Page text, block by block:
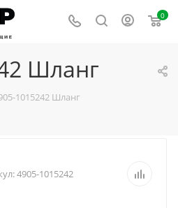
0
Шланг
1015242 Шланг
4905-1015242